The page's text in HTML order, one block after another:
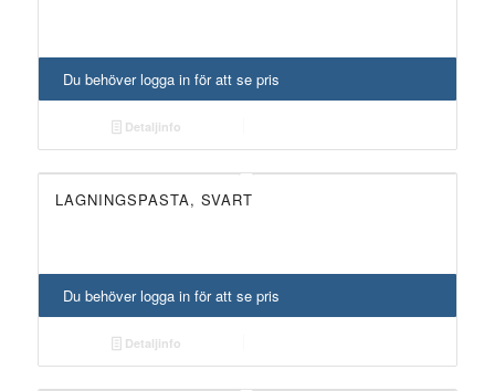
Du behöver logga in för att se pris
Detaljinfo
LAGNINGSPASTA, SVART
Du behöver logga in för att se pris
Detaljinfo